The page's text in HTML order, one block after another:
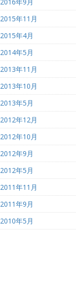
2015年11月
2015年4月
2014年5月
2013年11月
2013年10月
2013年5月
2012年12月
2012年10月
2012年9月
2012年5月
2011年11月
2011年9月
2010年5月